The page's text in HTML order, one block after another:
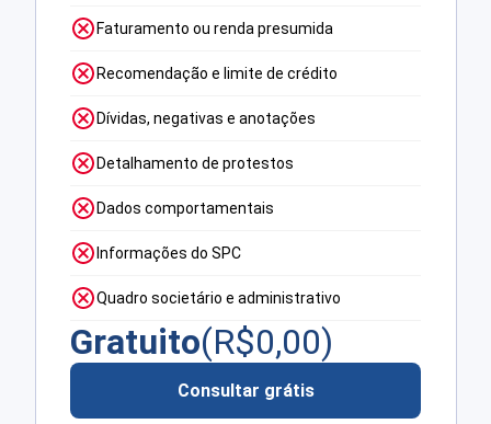
Faturamento ou renda presumida
Recomendação e limite de crédito
Dívidas, negativas e anotações
Detalhamento de protestos
Dados comportamentais
Informações do SPC
Quadro societário e administrativo
Gratuito(R$0,00)
Consultar grátis